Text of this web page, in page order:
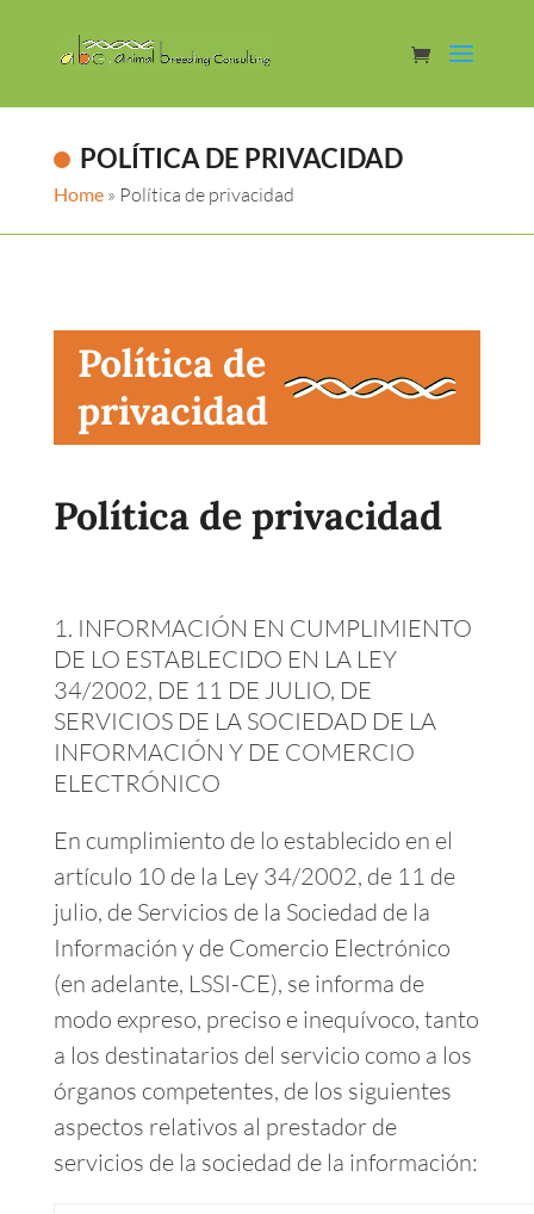
POLÍTICA DE PRIVACIDAD
Home» Política de privacidad
Política de
privacidad
Política de privacidad
INFORMACIÓN EN CUMPLIMIENTO
DE LO ESTABLECIDO EN LA LEY
34/2002, DE 11 DE JULIO, DE
SERVICIOS DE LA SOCIEDAD DE LA
INFORMACIÓN Y DE COMERCIO
ELECTRÓNICO
En cumplimiento de lo establecido en el
artículo 10 de la Ley 34/2002, de 11 de
julio, de Servicios de la Sociedad de la
Información y de Comercio Electrónico
(en adelante, LSSI-CE), se informa de
modo expreso, preciso e inequívoco, tanto
a los destinatarios del servicio como a los
órganos competentes, de los siguientes
aspectos relativos al prestador de
servicios de la sociedad de la información: